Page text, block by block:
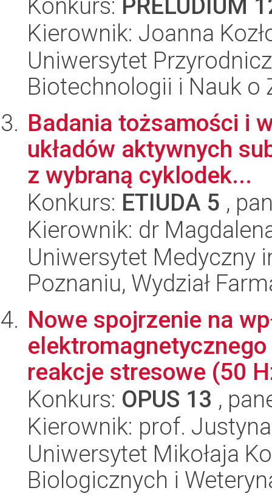
Konkurs: PRELUDIUM
Kierownik: Joanna
Uniwersytet
Biotechnologii i Nauk o
Badania tożsamości i
układów aktywnych
z wybraną cyklodek...
Konkurs: ETIUDA 5 ,
Kierownik: dr
Uniwersytet Medyczny
Poznaniu, Wydział
Nowe spojrzenie na
reakcje stresowe (50
Konkurs: OPUS 13 ,
Kierownik: prof.
Uniwersytet Mikołaja
Biologicznych i